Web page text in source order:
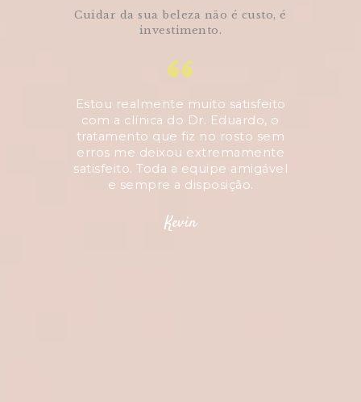
Cuidar da sua beleza não é custo, é
investimento.
Estou realmente muito satisfeito
com a clínica do Dr. Eduardo, o
tratamento que fiz no rosto sem
erros me deixou extremamente
satisfeito. Toda a equipe amigável
e sempre a disposição.
Kevin